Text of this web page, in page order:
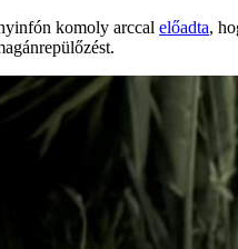
komoly arccal előadta,